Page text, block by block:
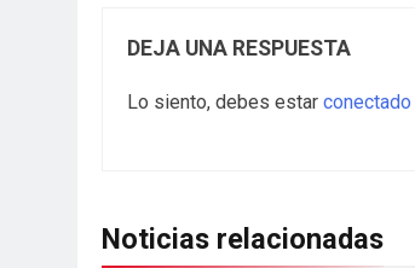
DEJA UNA RESPUESTA
Lo siento, debes estar conectado
Noticias relacionadas